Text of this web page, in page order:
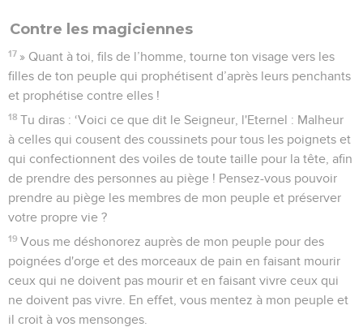
Contre les magiciennes
17 » Quant à toi, fils de l’homme, tourne ton visage vers les
filles de ton peuple qui prophétisent d’après leurs penchants
et prophétise contre elles !
18 Tu diras : ‘Voici ce que dit le Seigneur, l'Eternel : Malheur
à celles qui cousent des coussinets pour tous les poignets et
qui confectionnent des voiles de toute taille pour la tête, afin
de prendre des personnes au piège ! Pensez-vous pouvoir
prendre au piège les membres de mon peuple et préserver
votre propre vie ?
19 Vous me déshonorez auprès de mon peuple pour des
poignées d'orge et des morceaux de pain en faisant mourir
ceux qui ne doivent pas mourir et en faisant vivre ceux qui
ne doivent pas vivre. En effet, vous mentez à mon peuple et
il croit à vos mensonges.